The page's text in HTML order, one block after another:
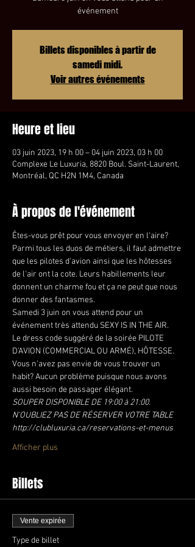
événement
Billets disponibles à partir de
samedi midi.
Voir autres événements
Heure et lieu
03 juin 2023, 19 h 00 – 04 juin 2023, 03 h 00
Complexe Le Luxuria, 8820 Boul. Saint-Laurent,
Montréal, QC H2N 1M4, Canada
À propos de l'événement
Êtes-vous prêt pour vous envoyer en l'aire?
Parmi tous les duos de métiers, il faut admettre
que les pilotes d'avion ainsi que les hôtesses
de l'air ont la cote. Leurs habillements leur
donnent un charme fou et ça ne peut que nous
donner des fantasmes.
Samedi 3 juin on vous attend pour un
événement très attendu SEXY IS IN THE AIR.
Le dress code suggéré de la soirée PILOTE
D'AVION (COMMERCIAL OU ARMÉ), HÔTESSE.
Vous n'avez pas envie de vous trouver un
habit? Aucun problème puisque nous avons
aussi besoin de passager élégant.
SOUPER DISPONIBLE DE 19:00 à 21:00.
N'OUBLIEZ PAS DE RÉSERVER VOTRE TABLE
http://clubluxuria.ca/reservations-et-menus
Afficher plus
Billets
Vente expirée
Type de billet